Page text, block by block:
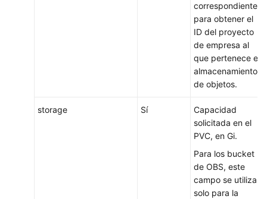
correspondiente
para obtener el
ID del proyecto
de empresa al
que pertenece el
almacenamiento
de objetos.
storage Sí
Capacidad
solicitada en el
PVC, en Gi.
Para los bucket
de OBS, este
campo se utiliza
solo para la